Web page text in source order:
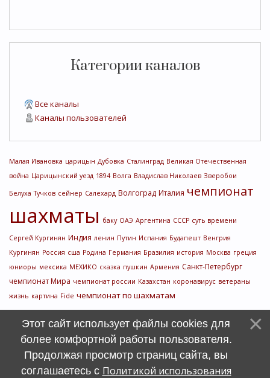
Категории каналов
Все каналы
Каналы пользователей
Малая Ивановка царицын Дубовка Сталинград Великая Отечественная
война Царицынский уезд 1894 Волга Владислав Николаев Зверобои
Белуха Тучков сейнер Салехард Волгоград Италия чемпионат
шахматы баку ОАЭ Аргентина СССР суть времени
Сергей Кургинян Индия ленин Путин Испания Будапешт Венгрия
Кургинян Россия сша Родина Германия Бразилия история Москва греция
юниоры мексика МЕХИКО сказка пушкин Армения Санкт-Петербург
чемпионат Мира чемпионат россии Казахстан коронавирус ветераны
жизнь картина Fide чемпионат по шахматам
Этот сайт использует файлы cookies для
более комфортной работы пользователя.
Продолжая просмотр страниц сайта, вы
соглашаетесь с Политикой использования